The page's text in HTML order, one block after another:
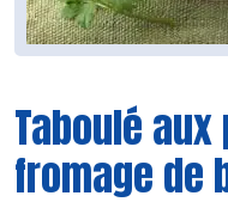
Taboulé
fromage de